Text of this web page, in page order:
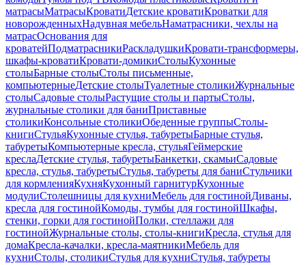
матрасыМатрасыКроватиДетские кроватиКроватки для
новорожденныхНадувная мебельНаматрасники, чехлы на
матрасОснования для
кроватейПодматрасникиРаскладушкиКровати-трансформеры,
шкафы-кроватиКровати-домикиСтолыКухонные
столыБарные столыСтолы письменные,
компьютерныеДетские столыТуалетные столикиЖурнальные
столыСадовые столыРастущие столы и партыСтолы,
журнальные столики для баниПриставные
столикиКонсольные столикиОбеденные группыСтолы-
книгиСтульяКухонные стулья, табуретыБарные стулья,
табуретыКомпьютерные кресла, стульяГеймерские
креслаДетские стулья, табуретыБанкетки, скамьиСадовые
кресла, стулья, табуретыСтулья, табуреты для баниСтульчики
для кормленияКухняКухонный гарнитурКухонные
модулиСтолешницы для кухниМебель для гостинойДиваны,
кресла для гостинойКомоды, тумбы для гостинойШкафы,
стенки, горки для гостинойПолки, стеллажи для
гостинойЖурнальные столы, столы-книгиКресла, стулья для
домаКресла-качалки, кресла-маятникиМебель для
кухниСтолы, столикиСтулья для кухниСтулья, табуреты